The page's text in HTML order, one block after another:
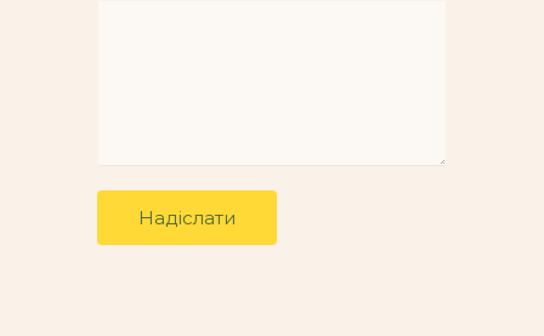
Надіслати